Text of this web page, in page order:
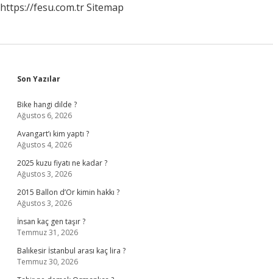
https://fesu.com.trSitemap
Sidebar
Son Yazılar
Bike hangi dilde ?
Ağustos 6, 2026
Avangart’ı kim yaptı ?
Ağustos 4, 2026
2025 kuzu fiyatı ne kadar ?
Ağustos 3, 2026
2015 Ballon d’Or kimin hakkı ?
Ağustos 3, 2026
İnsan kaç gen taşır ?
Temmuz 31, 2026
Balıkesir İstanbul arası kaç lira ?
Temmuz 30, 2026